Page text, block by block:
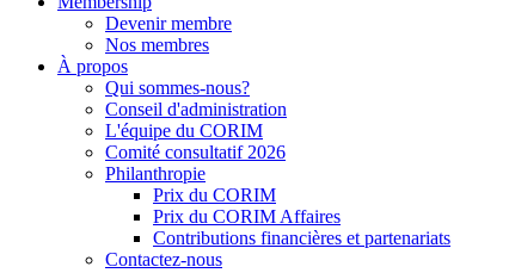
Devenir membre
Nos membres
À propos
Qui sommes-nous?
Conseil d'administration
L'équipe du CORIM
Comité consultatif 2026
Philanthropie
Prix du CORIM
Prix du CORIM Affaires
Contributions financières et partenariats
Contactez-nous